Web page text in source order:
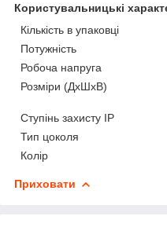
Користувальницькі
Кількість в упаковці
Потужність
Робоча напруга
Розміри (ДхШхВ)
Ступінь захисту IP
Тип цоколя
Колір
Приховати